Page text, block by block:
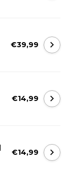
€39,99
€14,99
€14,99